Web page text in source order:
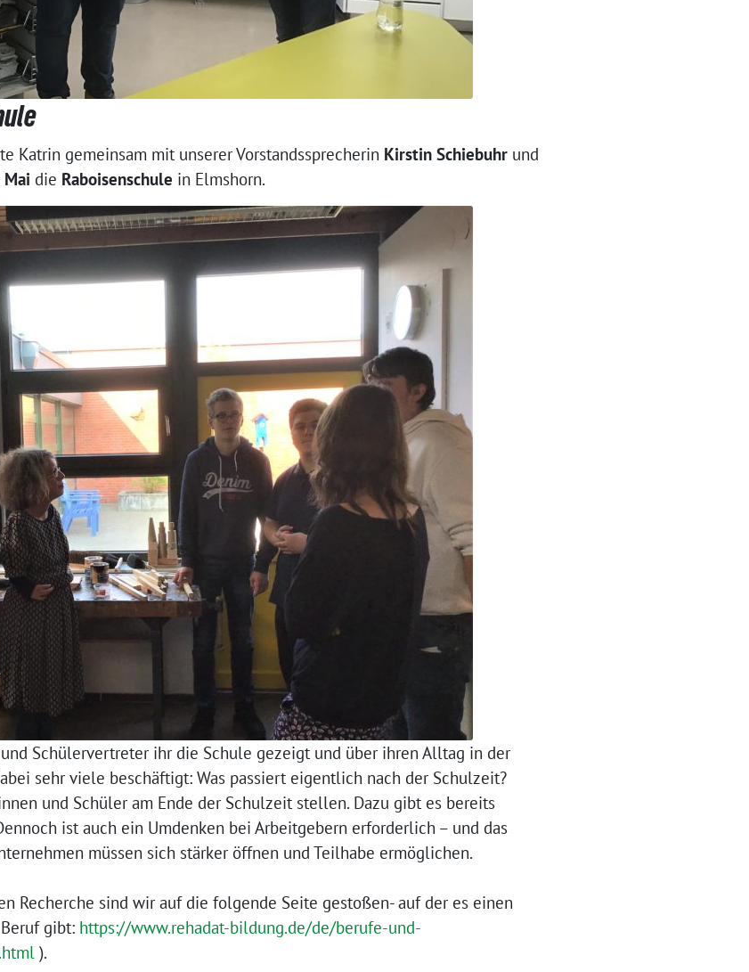
Katrin gemeinsam mit unserer Vorstandssprecherin Kirstin Schiebuhr und
Mai die Raboisenschule in Elmshorn.
Schülervertreter ihr die Schule gezeigt und über ihren Alltag in der
sehr viele beschäftigt: Was passiert eigentlich nach der Schulzeit?
und Schüler am Ende der Schulzeit stellen. Dazu gibt es bereits
ist auch ein Umdenken bei Arbeitgebern erforderlich – und das
müssen sich stärker öffnen und Teilhabe ermöglichen.
Recherche sind wir auf die folgende Seite gestoßen- auf der es einen
gibt: https://www.rehadat-bildung.de/de/berufe-und-
).